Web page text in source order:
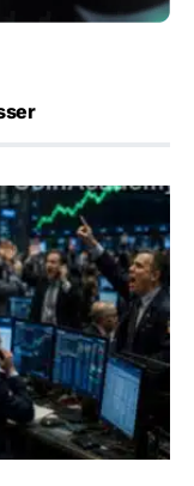
en juillet, les